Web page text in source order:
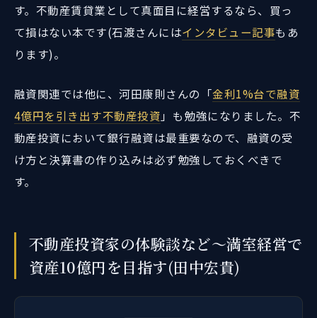
す。不動産賃貸業として真面目に経営するなら、買っ
て損はない本です(石渡さんにはインタビュー記事もあ
ります)。
融資関連では他に、河田康則さんの「金利1%台で融資
4億円を引き出す不動産投資 」も勉強になりました。不
動産投資において銀行融資は最重要なので、融資の受
け方と決算書の作り込みは必ず勉強しておくべきで
す。
不動産投資家の体験談など～満室経営で
資産10億円を目指す(田中宏貴)